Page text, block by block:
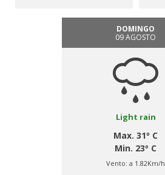
DOMINGO
09 AGOSTO
Light rain
Max. 31º C
Min. 23º C
Vento:a 1.82Km/h